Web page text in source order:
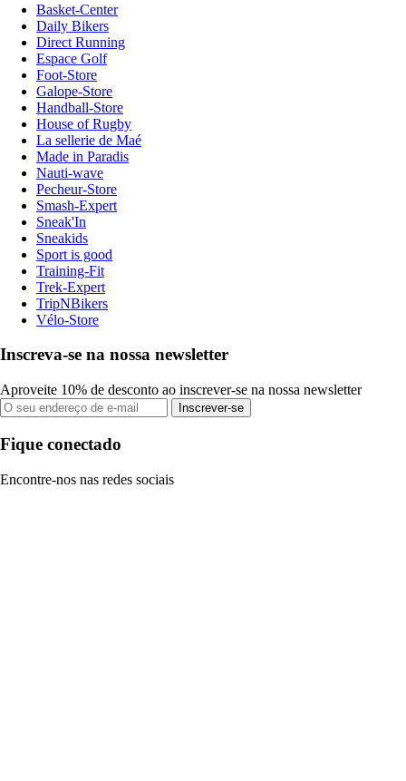
Basket-Center
Daily Bikers
Direct Running
Espace Golf
Foot-Store
Galope-Store
Handball-Store
House of Rugby
La sellerie de Maé
Made in Paradis
Nauti-wave
Pecheur-Store
Smash-Expert
Sneak'In
Sneakids
Sport is good
Training-Fit
Trek-Expert
TripNBikers
Vélo-Store
Inscreva-se na nossa newsletter
Aproveite 10% de desconto ao inscrever-se na nossa newsletter
Inscrever-se
Fique conectado
Encontre-nos nas redes sociais